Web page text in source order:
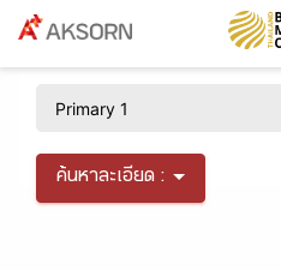
ค้นหาละเอียด :